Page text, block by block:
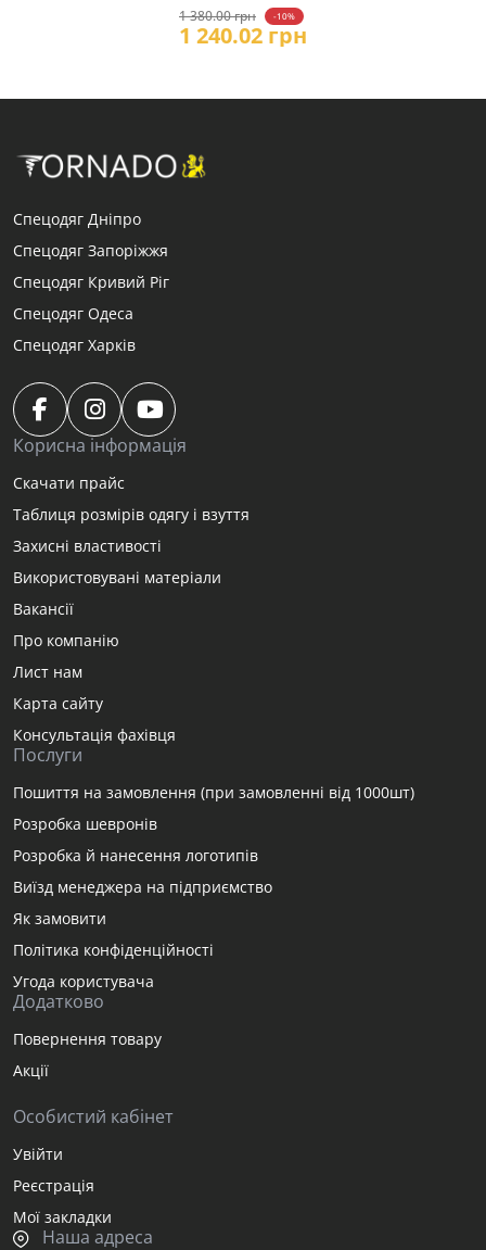
1 380.00 грн
-10%
1 240.02 грн
Спецодяг Дніпро
Спецодяг Запоріжжя
Спецодяг Кривий Ріг
Спецодяг Одеса
Спецодяг Харків
Корисна інформація
Скачати прайс
Таблиця розмірів одягу і взуття
Захисні властивості
Використовувані матеріали
Вакансії
Про компанію
Лист нам
Карта сайту
Консультація фахівця
Послуги
Пошиття на замовлення (при замовленні від 1000шт)
Розробка шевронів
Розробка й нанесення логотипів
Виїзд менеджера на підприємство
Як замовити
Політика конфіденційності
Угода користувача
Додатково
Повернення товару
Акції
Особистий кабінет
Увійти
Реєстрація
Мої закладки
Наша адреса